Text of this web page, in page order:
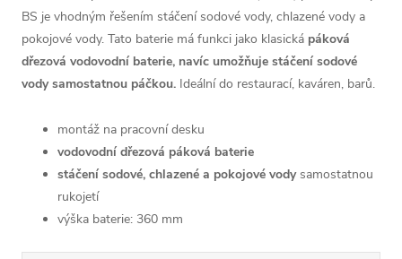
BS je vhodným řešením stáčení sodové vody, chlazené vody a
pokojové vody. Tato baterie má funkci jako klasická páková
dřezová vodovodní baterie, navíc umožňuje stáčení sodové
vody samostatnou páčkou. Ideální do restaurací, kaváren, barů.
montáž na pracovní desku
vodovodní dřezová páková baterie
stáčení sodové, chlazené a pokojové vodysamostatnou
rukojetí
výška baterie: 360 mm